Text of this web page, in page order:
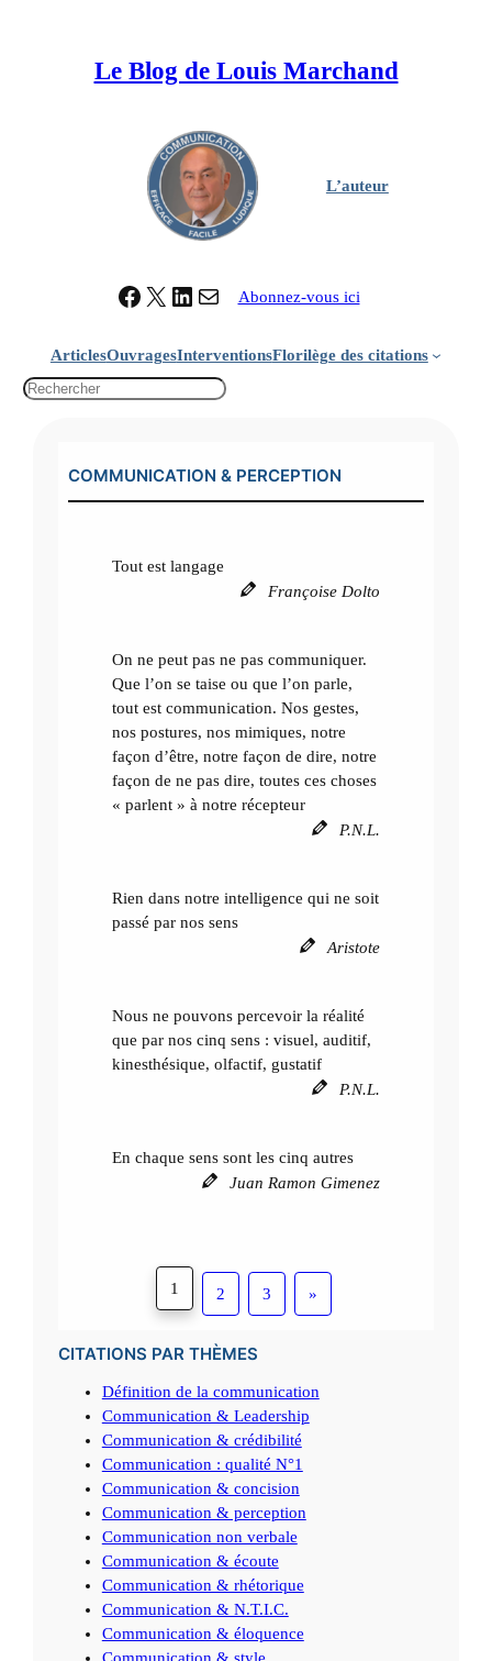
Le Blog de Louis Marchand
L’auteur
Facebook X LinkedIn Contacter Louis Marchand Abonnez-vous ici
ArticlesOuvragesInterventionsFlorilège des citations
R
COMMUNICATION & PERCEPTION
Tout est langage
Françoise Dolto
On ne peut pas ne pas communiquer.
Que l’on se taise ou que l’on parle,
tout est communication. Nos gestes,
nos postures, nos mimiques, notre
façon d’être, notre façon de dire, notre
façon de ne pas dire, toutes ces choses
« parlent » à notre récepteur
P.N.L.
Rien dans notre intelligence qui ne soit
passé par nos sens
Aristote
Nous ne pouvons percevoir la réalité
que par nos cinq sens : visuel, auditif,
kinesthésique, olfactif, gustatif
P.N.L.
En chaque sens sont les cinq autres
Juan Ramon Gimenez
1 2 3 »
CITATIONS PAR THÈMES
Définition de la communication
Communication & Leadership
Communication & crédibilité
Communication : qualité N°1
Communication & concision
Communication & perception
Communication non verbale
Communication & écoute
Communication & rhétorique
Communication & N.T.I.C.
Communication & éloquence